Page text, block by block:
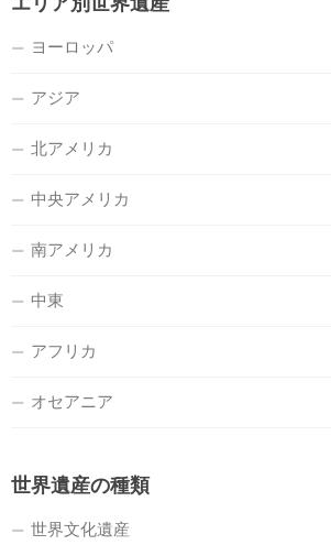
ヨーロッパ
アジア
北アメリカ
中央アメリカ
南アメリカ
中東
アフリカ
オセアニア
世界遺産の種類
世界文化遺産